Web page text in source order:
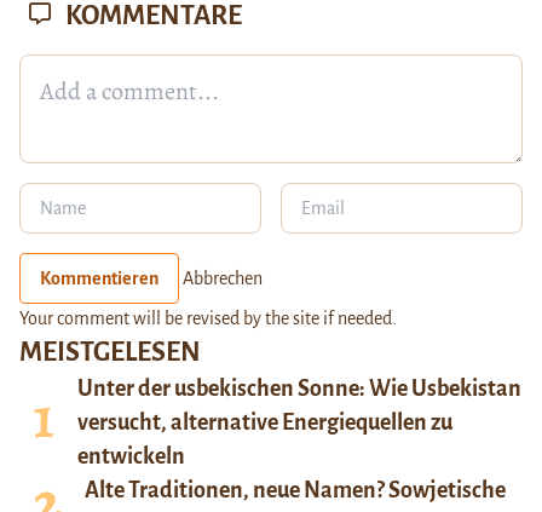
MEISTGELESEN
Unter der usbekischen Sonne: Wie Usbekistan
versucht, alternative Energiequellen zu
entwickeln
Alte Traditionen, neue Namen? Sowjetische
KOMMENTARE
Kommentieren Abbrechen
Your comment will be revised by the site if needed.